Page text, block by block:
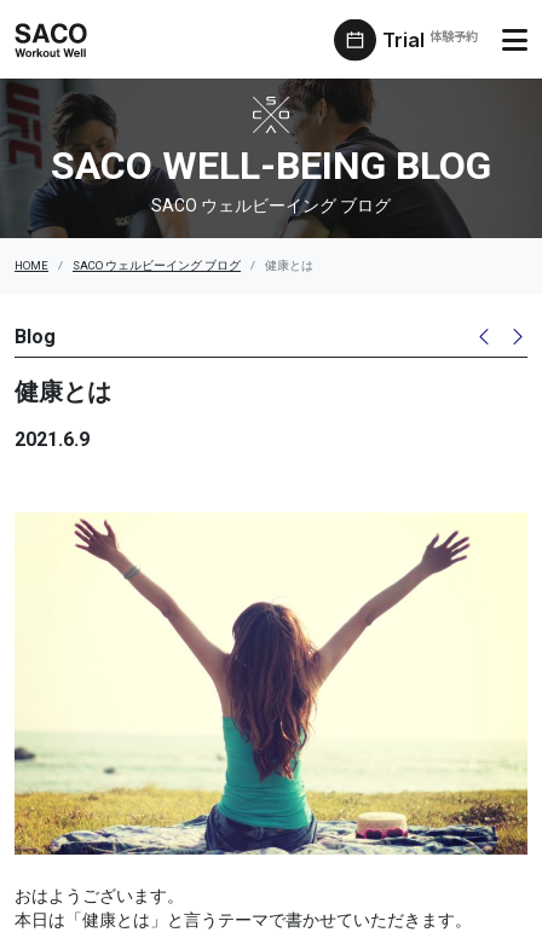
Trial 体験予約
SACO ウェルビーイング ブログ
SACO WELL-BEING BLOG
SACO ウェルビーイング ブログ
HOME SACO ウェルビーイング ブログ 健康とは
Blog
健康とは
2021.6.9
おはようございます。
本日は「健康とは」と言うテーマで書かせていただきます。